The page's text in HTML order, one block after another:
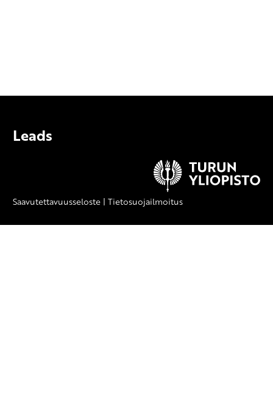
Leads
Saavutettavuusseloste | Tietosuojailmoitus